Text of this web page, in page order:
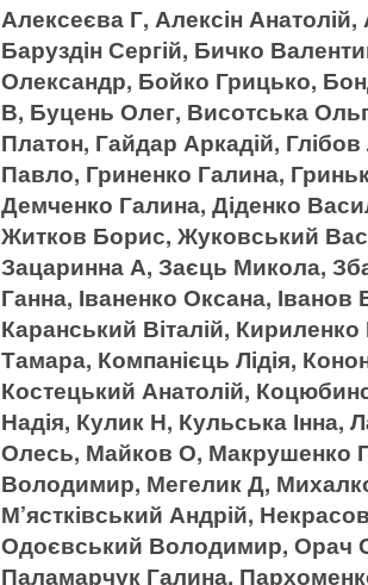
Алексеєва Г, Алексін Анатолій,
Баруздін Сергій, Бичко
Олександр, Бойко Грицько,
В, Буцень Олег, Висотська
Платон, Гайдар Аркадій,
Павло, Гриненко Галина,
Демченко Галина, Діденко
Житков Борис, Жуковський
Зацаринна А, Заєць Микола,
Ганна, Іваненко Оксана,
Каранський Віталій,
Тамара, Компанієць Лідія,
Костецький Анатолій,
Надія, Кулик Н, Кульська
Олесь, Майков О, Макрушенко
Володимир, Мегелик Д,
М’ястківський Андрій,
Одоєвський Володимир, Орач
Паламарчук Галина,